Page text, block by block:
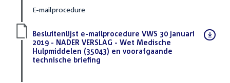
E-mailprocedure
Download
bestand:
Besluitenlijst e-mailprocedure VWS 30 januari
2019 - NADER VERSLAG - Wet Medische
Hulpmiddelen (35043) en voorafgaande
technische briefing